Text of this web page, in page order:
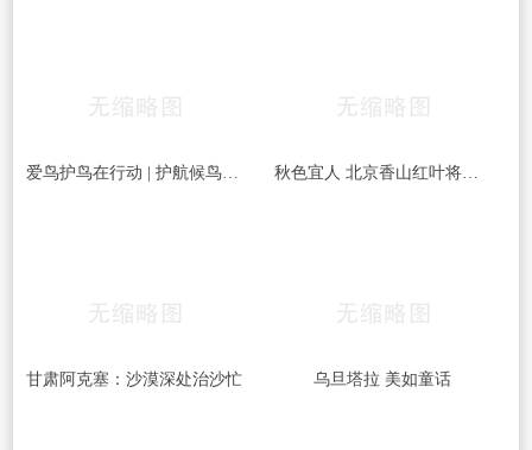
爱鸟护鸟在行动 | 护航候鸟迁徙，守护鸟类家园！哈尔滨青少年在行动…… 秋色宜人 北京香山红叶将迎最佳观赏期
甘肃阿克塞：沙漠深处治沙忙 乌旦塔拉 美如童话